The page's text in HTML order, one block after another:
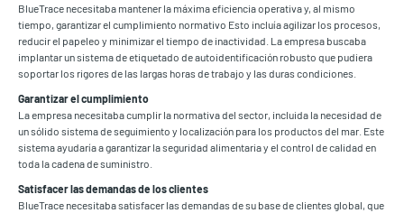
BlueTrace necesitaba mantener la máxima eficiencia operativa y, al mismo
tiempo, garantizar el cumplimiento normativo Esto incluía agilizar los procesos,
reducir el papeleo y minimizar el tiempo de inactividad. La empresa buscaba
implantar un sistema de etiquetado de autoidentificación robusto que pudiera
soportar los rigores de las largas horas de trabajo y las duras condiciones.
Garantizar el cumplimiento
La empresa necesitaba cumplir la normativa del sector, incluida la necesidad de
un sólido sistema de seguimiento y localización para los productos del mar. Este
sistema ayudaría a garantizar la seguridad alimentaria y el control de calidad en
toda la cadena de suministro.
Satisfacer las demandas de los clientes
BlueTrace necesitaba satisfacer las demandas de su base de clientes global, que